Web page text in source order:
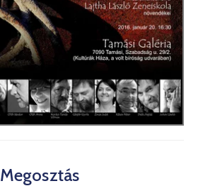
Megosztás